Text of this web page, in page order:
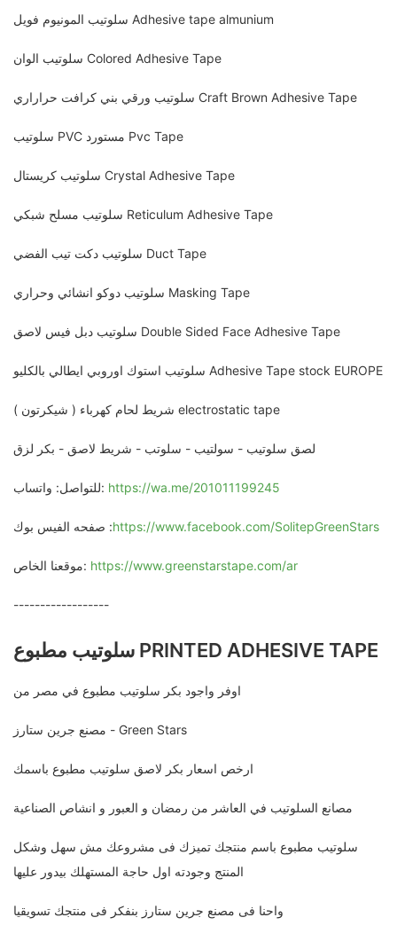
سلوتيب المونيوم فويل Adhesive tape almunium
سلوتيب الوان Colored Adhesive Tape
سلوتيب ورقي بني كرافت حراراري Craft Brown Adhesive Tape
سلوتيب PVC مستورد Pvc Tape
سلوتيب كريستال Crystal Adhesive Tape
سلوتيب مسلح شبكي Reticulum Adhesive Tape
سلوتيب دكت تيب الفضي Duct Tape
سلوتيب دوكو انشائي وحراري Masking Tape
سلوتيب دبل فيس لاصق Double Sided Face Adhesive Tape
سلوتيب استوك اوروبي ايطالي بالكليو Adhesive Tape stock EUROPE
شريط لحام كهرباء ( شيكرتون ) electrostatic tape
لصق سلوتيب - سولتيب - سلوتب - شريط لاصق - بكر لزق
للتواصل: واتساب: https://wa.me/201011199245
صفحه الفيس بوك :https://www.facebook.com/SolitepGreenStars
موقعنا الخاص: https://www.greenstarstape.com/ar
------------------
سلوتيب مطبوع PRINTED ADHESIVE TAPE
اوفر واجود بكر سلوتيب مطبوع في مصر من
مصنع جرين ستارز - Green Stars
ارخص اسعار بكر لاصق سلوتيب مطبوع باسمك
مصانع السلوتيب في العاشر من رمضان و العبور و انشاص الصناعية
سلوتيب مطبوع باسم منتجك تميزك فى مشروعك مش سهل وشكل
المنتج وجودته اول حاجة المستهلك بيدور عليها
واحنا فى مصنع جرين ستارز بنفكر فى منتجك تسويقيا